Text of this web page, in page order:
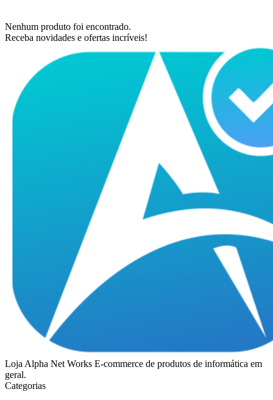
Nenhum produto foi encontrado.
Receba novidades e ofertas incríveis!
Loja Alpha Net Works E-commerce de produtos de informática em
geral.
Categorias